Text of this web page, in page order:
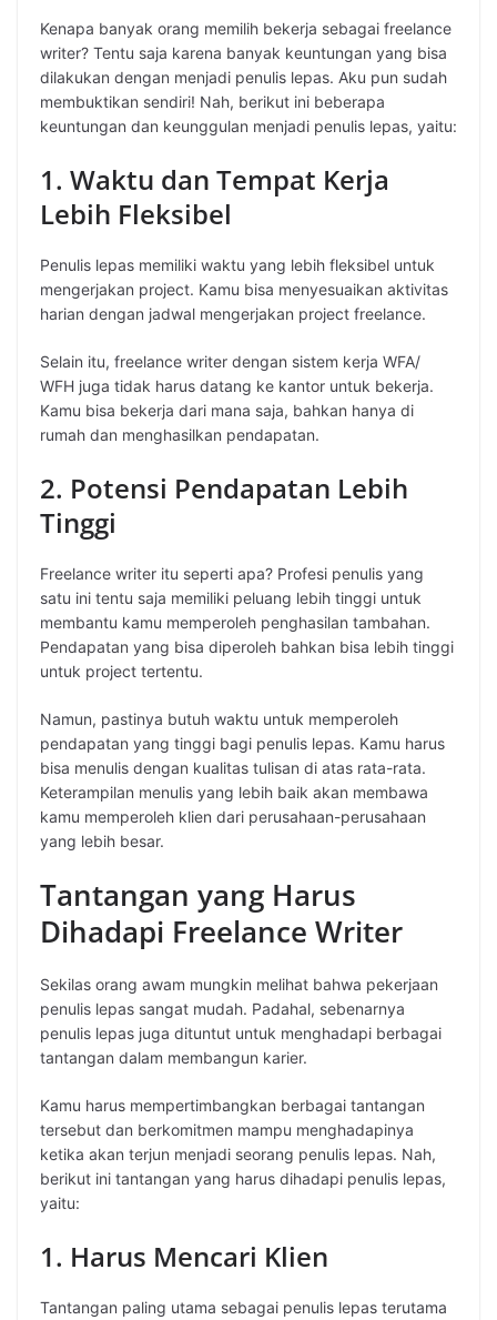
Kenapa banyak orang memilih bekerja sebagai freelance
writer? Tentu saja karena banyak keuntungan yang bisa
dilakukan dengan menjadi penulis lepas. Aku pun sudah
membuktikan sendiri! Nah, berikut ini beberapa
keuntungan dan keunggulan menjadi penulis lepas, yaitu:
1. Waktu dan Tempat Kerja
Lebih Fleksibel
Penulis lepas memiliki waktu yang lebih fleksibel untuk
mengerjakan project. Kamu bisa menyesuaikan aktivitas
harian dengan jadwal mengerjakan project freelance.
Selain itu, freelance writer dengan sistem kerja WFA/
WFH juga tidak harus datang ke kantor untuk bekerja.
Kamu bisa bekerja dari mana saja, bahkan hanya di
rumah dan menghasilkan pendapatan.
2. Potensi Pendapatan Lebih
Tinggi
Freelance writer itu seperti apa? Profesi penulis yang
satu ini tentu saja memiliki peluang lebih tinggi untuk
membantu kamu memperoleh penghasilan tambahan.
Pendapatan yang bisa diperoleh bahkan bisa lebih tinggi
untuk project tertentu.
Namun, pastinya butuh waktu untuk memperoleh
pendapatan yang tinggi bagi penulis lepas. Kamu harus
bisa menulis dengan kualitas tulisan di atas rata-rata.
Keterampilan menulis yang lebih baik akan membawa
kamu memperoleh klien dari perusahaan-perusahaan
yang lebih besar.
Tantangan yang Harus
Dihadapi Freelance Writer
Sekilas orang awam mungkin melihat bahwa pekerjaan
penulis lepas sangat mudah. Padahal, sebenarnya
penulis lepas juga dituntut untuk menghadapi berbagai
tantangan dalam membangun karier.
Kamu harus mempertimbangkan berbagai tantangan
tersebut dan berkomitmen mampu menghadapinya
ketika akan terjun menjadi seorang penulis lepas. Nah,
berikut ini tantangan yang harus dihadapi penulis lepas,
yaitu:
1. Harus Mencari Klien
Tantangan paling utama sebagai penulis lepas terutama